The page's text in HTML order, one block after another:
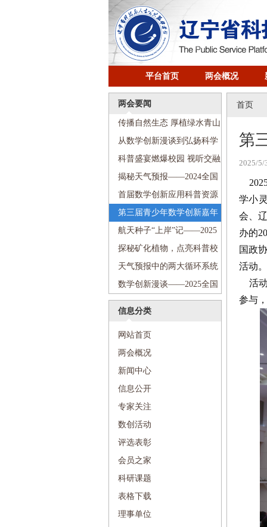
平台首页 两会概况
两会要闻
传播自然生态 厚植绿水青山
——2024全国科普日活动走进
沈阳铁路第五小学
从数学创新漫谈到弘扬科学
家精神——2024全国科普日活
动走进南京九校
科普盛宴燃爆校园 视听交融
畅游科技——2024全国科普日
活动走进河北街第二小学
揭秘天气预报——2024全国
科普日活动走进文艺二校新宁
小学
首届数学创新应用科普资源
创作展示交流活动顺利举行
第三届青少年数学创新嘉年
华盛大启幕
航天种子“上岸”记——2025
全国科技周“传递科学梦想”科
普进校园活动走进珠江街第五
小学
探秘矿化植物，点亮科普校
园——2025全国科技周“传递科
学梦想”科普进校园活动走进沈
阳市第七中学
天气预报中的两大循环系统
——2025全国科技周“传递科学
梦想”科普进校园活动走进沈阳
数学创新漫谈——2025全国
科技周“传递科学梦想”科普进
第一小学
信息分类
网站首页
两会概况
新闻中心
信息公开
专家关注
数创活动
评选表彰
会员之家
科研课题
表格下载
理事单位
首页
第
2025/5/
学小
会、
办的
国政
活动。
活动
参与